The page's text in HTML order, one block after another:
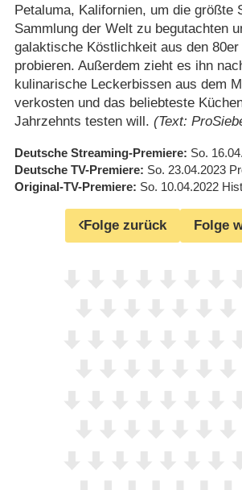
Petaluma, Kalifornien, um die größte
Sammlung der Welt zu begutachten
galaktische Köstlichkeit aus den
probieren. Außerdem zieht es ihn
kulinarische Leckerbissen aus dem
verkosten und das beliebteste
Jahrzehnts testen will. (Text:
Deutsche Streaming-Premiere So.
Deutsche TV-Premiere So. 23.04.2023
Original-TV-Premiere So. 10.04.2022
Folge zurück Folge